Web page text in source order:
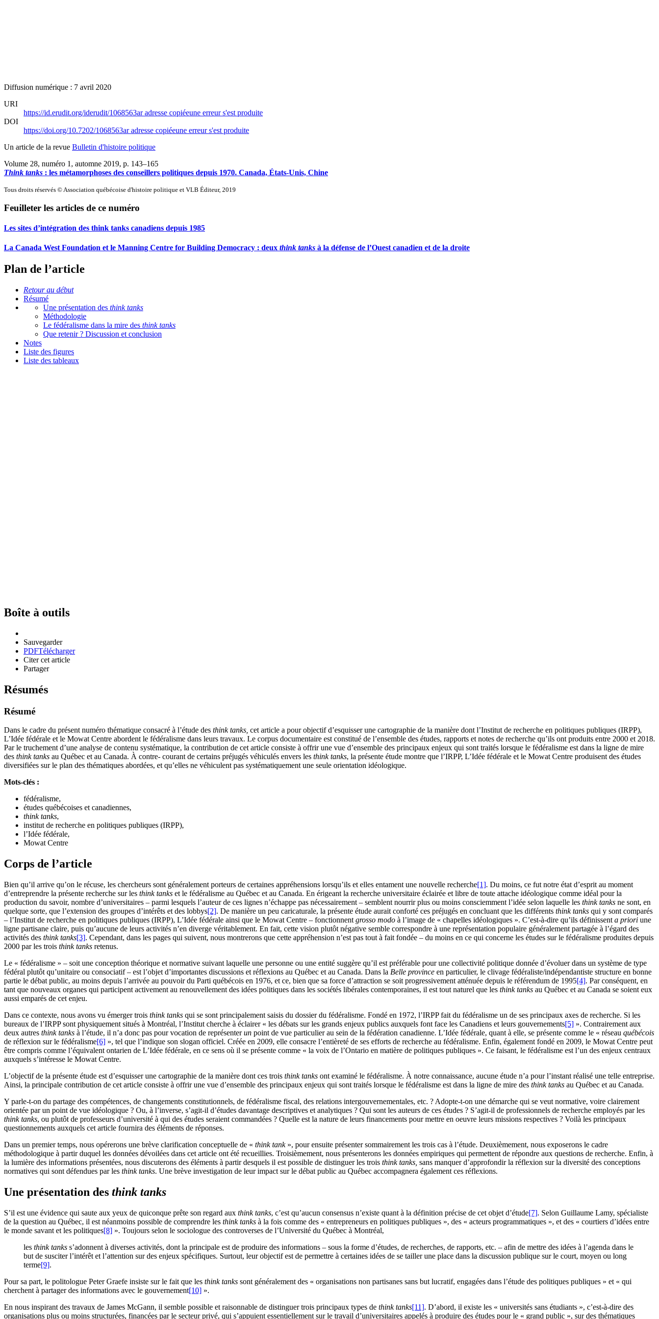
Diffusion numérique : 7 avril 2020
URI
https://id.erudit.org/iderudit/1068563aradresse copiéeune erreur s'est produite
DOI
https://doi.org/10.7202/1068563aradresse copiéeune erreur s'est produite
Un article de la revue Bulletin d'histoire politique
Volume 28, numéro 1, automne 2019, p. 143–165
Think tanks : les métamorphoses des conseillers politiques depuis 1970. Canada, États-Unis, Chine
Tous droits réservés © Association québécoise d'histoire politique et VLB Éditeur, 2019
Feuilleter les articles de ce numéro
Les sites d’intégration des think tanks canadiens depuis 1985
La Canada West Foundation et le Manning Centre for Building Democracy : deux think tanks à la défense de l’Ouest canadien et de la droite
Plan de l’article
Retour au début
Résumé
Une présentation des think tanks
Méthodologie
Le fédéralisme dans la mire des think tanks
Que retenir ? Discussion et conclusion
Notes
Liste des figures
Liste des tableaux
Boîte à outils
Sauvegarder
PDFTélécharger
Citer cet article
Partager
Résumés
Résumé
Dans le cadre du présent numéro thématique consacré à l’étude des think tanks, cet article a pour objectif d’esquisser une cartographie de la manière dont l’Institut de recherche en politiques publiques (IRPP),
L’Idée fédérale et le Mowat Centre abordent le fédéralisme dans leurs travaux. Le corpus documentaire est constitué de l’ensemble des études, rapports et notes de recherche qu’ils ont produits entre 2000 et 2018.
Par le truchement d’une analyse de contenu systématique, la contribution de cet article consiste à offrir une vue d’ensemble des principaux enjeux qui sont traités lorsque le fédéralisme est dans la ligne de mire
des think tanks au Québec et au Canada. À contre- courant de certains préjugés véhiculés envers les think tanks, la présente étude montre que l’IRPP, L’Idée fédérale et le Mowat Centre produisent des études
diversifiées sur le plan des thématiques abordées, et qu’elles ne véhiculent pas systématiquement une seule orientation idéologique.
Mots-clés :
fédéralisme,
études québécoises et canadiennes,
think tanks,
institut de recherche en politiques publiques (IRPP),
l’Idée fédérale,
Mowat Centre
Corps de l’article
Bien qu’il arrive qu’on le récuse, les chercheurs sont généralement porteurs de certaines appréhensions lorsqu’ils et elles entament une nouvelle recherche[1]. Du moins, ce fut notre état d’esprit au moment
d’entreprendre la présente recherche sur les think tanks et le fédéralisme au Québec et au Canada. En érigeant la recherche universitaire éclairée et libre de toute attache idéologique comme idéal pour la
production du savoir, nombre d’universitaires – parmi lesquels l’auteur de ces lignes n’échappe pas nécessairement – semblent nourrir plus ou moins consciemment l’idée selon laquelle les think tanks ne sont, en
quelque sorte, que l’extension des groupes d’intérêts et des lobbys[2]. De manière un peu caricaturale, la présente étude aurait conforté ces préjugés en concluant que les différents think tanks qui y sont comparés
– l’Institut de recherche en politiques publiques (IRPP), L’Idée fédérale ainsi que le Mowat Centre – fonctionnent grosso modo à l’image de « chapelles idéologiques ». C’est-à-dire qu’ils définissent a priori une
ligne partisane claire, puis qu’aucune de leurs activités n’en diverge véritablement. En fait, cette vision plutôt négative semble correspondre à une représentation populaire généralement partagée à l’égard des
activités des think tanks[3]. Cependant, dans les pages qui suivent, nous montrerons que cette appréhension n’est pas tout à fait fondée – du moins en ce qui concerne les études sur le fédéralisme produites depuis
2000 par les trois think tanks retenus.
Le « fédéralisme » – soit une conception théorique et normative suivant laquelle une personne ou une entité suggère qu’il est préférable pour une collectivité politique donnée d’évoluer dans un système de type
fédéral plutôt qu’unitaire ou consociatif – est l’objet d’importantes discussions et réflexions au Québec et au Canada. Dans la Belle province en particulier, le clivage fédéraliste/indépendantiste structure en bonne
partie le débat public, au moins depuis l’arrivée au pouvoir du Parti québécois en 1976, et ce, bien que sa force d’attraction se soit progressivement atténuée depuis le référendum de 1995[4]. Par conséquent, en
tant que nouveaux organes qui participent activement au renouvellement des idées politiques dans les sociétés libérales contemporaines, il est tout naturel que les think tanks au Québec et au Canada se soient eux
aussi emparés de cet enjeu.
Dans ce contexte, nous avons vu émerger trois think tanks qui se sont principalement saisis du dossier du fédéralisme. Fondé en 1972, l’IRPP fait du fédéralisme un de ses principaux axes de recherche. Si les
bureaux de l’IRPP sont physiquement situés à Montréal, l’Institut cherche à éclairer « les débats sur les grands enjeux publics auxquels font face les Canadiens et leurs gouvernements[5] ». Contrairement aux
deux autres think tanks à l’étude, il n’a donc pas pour vocation de représenterun point de vue particulier au sein de la fédération canadienne. L’Idée fédérale, quant à elle, se présente comme le « réseau québécois
de réflexion sur le fédéralisme[6] », tel que l’indique son slogan officiel. Créée en 2009, elle consacre l’entièreté de ses efforts de recherche au fédéralisme. Enfin, également fondé en 2009, le Mowat Centre peut
être compris comme l’équivalent ontarien de L’Idée fédérale, en ce sens où il se présente comme « la voix de l’Ontario en matière de politiques publiques ». Ce faisant, le fédéralisme est l’un des enjeux centraux
auxquels s’intéresse le Mowat Centre.
L’objectif de la présente étude est d’esquisser une cartographie de la manière dont ces trois think tanks ont examiné le fédéralisme. À notre connaissance, aucune étude n’a pour l’instant réalisé une telle entreprise.
Ainsi, la principale contribution de cet article consiste à offrir une vue d’ensemble des principaux enjeux qui sont traités lorsque le fédéralisme est dans la ligne de mire des think tanks au Québec et au Canada.
Y parle-t-on du partage des compétences, de changements constitutionnels, de fédéralisme fiscal, des relations intergouvernementales, etc. ? Adopte-t-on une démarche qui se veut normative, voire clairement
orientée par un point de vue idéologique ? Ou, à l’inverse, s’agit-il d’études davantage descriptives et analytiques ? Qui sont les auteurs de ces études ? S’agit-il de professionnels de recherche employés par les
think tanks, ou plutôt de professeurs d’université à qui des études seraient commandées ? Quelle est la nature de leurs financements pour mettre en oeuvre leurs missions respectives ? Voilà les principaux
questionnements auxquels cet article fournira des éléments de réponses.
Dans un premier temps, nous opérerons une brève clarification conceptuelle de « think tank», pour ensuite présenter sommairement les trois cas à l’étude. Deuxièmement, nous exposerons le cadre
méthodologique à partir duquel les données dévoilées dans cet article ont été recueillies. Troisièmement, nous présenterons les données empiriques qui permettent de répondre aux questions de recherche. Enfin, à
la lumière des informations présentées, nous discuterons des éléments à partir desquels il est possible de distinguer les trois think tanks, sans manquer d’approfondir la réflexion sur la diversité des conceptions
normatives qui sont défendues par les think tanks. Une brève investigation de leur impact sur le débat public au Québec accompagnera également ces réflexions.
Une présentation des think tanks
S’il est une évidence qui saute aux yeux de quiconque prête son regard aux think tanks, c’est qu’aucun consensus n’existe quant à la définition précise de cet objet d’étude[7]. Selon Guillaume Lamy, spécialiste
de la question au Québec, il est néanmoins possible de comprendre les think tanks à la fois comme des « entrepreneurs en politiques publiques », des « acteurs programmatiques », et des « courtiers d’idées entre
le monde savant et les politiques[8] ». Toujours selon le sociologue des controverses de l’Université du Québec à Montréal,
les think tanks s’adonnent à diverses activités, dont la principale est de produire des informations – sous la forme d’études, de recherches, de rapports, etc. – afin de mettre des idées à l’agenda dans le
but de susciter l’intérêt et l’attention sur des enjeux spécifiques. Surtout, leur objectif est de permettre à certaines idées de se tailler une place dans la discussion publique sur le court, moyen ou long
terme[9].
Pour sa part, le politologue Peter Graefe insiste sur le fait que les think tanks sont généralement des « organisations non partisanes sans but lucratif, engagées dans l’étude des politiques publiques » et « qui
cherchent à partager des informations avec le gouvernement[10] ».
En nous inspirant des travaux de James McGann, il semble possible et raisonnable de distinguer trois principaux types de think tanks[11]. D’abord, il existe les « universités sans étudiants », c’est-à-dire des
organisations plus ou moins structurées, financées par le secteur privé, qui s’appuient essentiellement sur le travail d’universitaires appelés à produire des études pour le « grand public », sur des thématiques